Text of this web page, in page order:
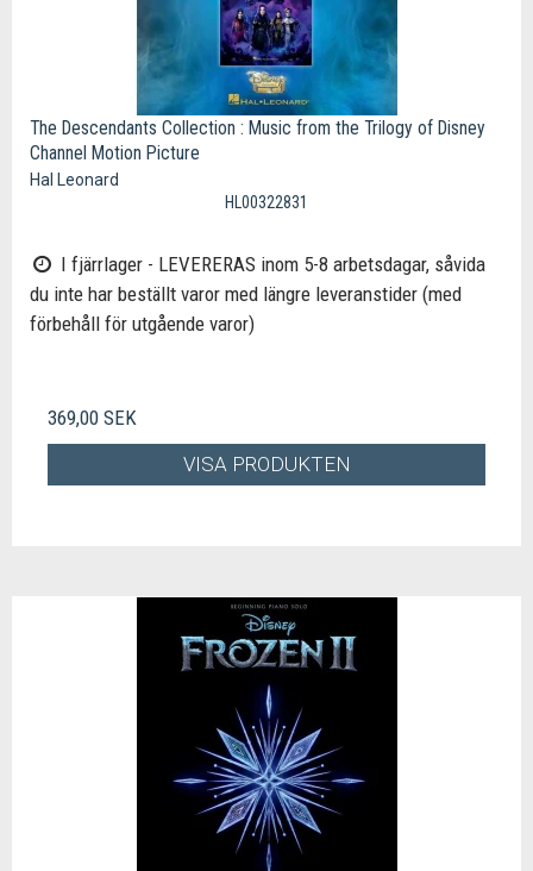
The Descendants Collection : Music from the Trilogy of Disney
Channel Motion Picture
Hal Leonard
HL00322831
I fjärrlager - LEVERERAS inom 5-8 arbetsdagar, såvida
du inte har beställt varor med längre leveranstider (med
förbehåll för utgående varor)
369,00 SEK
VISA PRODUKTEN